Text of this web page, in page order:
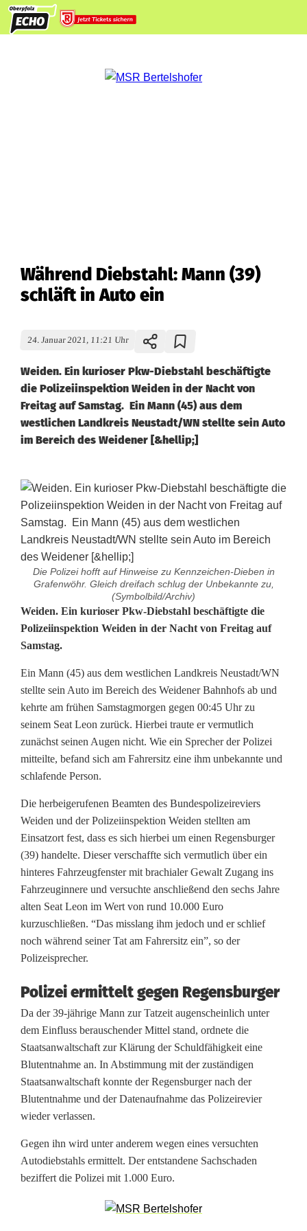
Während Diebstahl: Mann (39)
schläft in Auto ein
24. Januar 2021, 11:21 Uhr
Weiden. Ein kurioser Pkw-Diebstahl beschäftigte
die Polizeiinspektion Weiden in der Nacht von
Freitag auf Samstag. Ein Mann (45) aus dem
westlichen Landkreis Neustadt/WN stellte sein Auto
im Bereich des Weidener [&hellip;]
Die Polizei hofft auf Hinweise zu Kennzeichen-Dieben in
Grafenwöhr. Gleich dreifach schlug der Unbekannte zu,
(Symbolbild/Archiv)
W
ä
h
r
e
n
d
D
i
e
b
s
t
a
l
:
M
a
n
n
(
Weiden. Ein kurioser Pkw-Diebstahl beschäftigte die
Polizeiinspektion Weiden in der Nacht von Freitag auf
Samstag.
Ein Mann (45) aus dem westlichen Landkreis Neustadt/WN
stellte sein Auto im Bereich des Weidener Bahnhofs ab und
kehrte am frühen Samstagmorgen gegen 00:45 Uhr zu
seinem Seat Leon zurück. Hierbei traute er vermutlich
zunächst seinen Augen nicht. Wie ein Sprecher der Polizei
mitteilte, befand sich am Fahrersitz eine ihm unbekannte und
schlafende Person.
Die herbeigerufenen Beamten des Bundespolizeireviers
Weiden und der Polizeiinspektion Weiden stellten am
Einsatzort fest, dass es sich hierbei um einen Regensburger
(39) handelte. Dieser verschaffte sich vermutlich über ein
hinteres Fahrzeugfenster mit brachialer Gewalt Zugang ins
Fahrzeuginnere und versuchte anschließend den sechs Jahre
alten Seat Leon im Wert von rund 10.000 Euro
kurzuschließen. “Das misslang ihm jedoch und er schlief
noch während seiner Tat am Fahrersitz ein”, so der
Polizeisprecher.
Polizei ermittelt gegen Regensburger
Da der 39-jährige Mann zur Tatzeit augenscheinlich unter
dem Einfluss berauschender Mittel stand, ordnete die
Staatsanwaltschaft zur Klärung der Schuldfähigkeit eine
Blutentnahme an. In Abstimmung mit der zuständigen
Staatsanwaltschaft konnte der Regensburger nach der
Blutentnahme und der Datenaufnahme das Polizeirevier
wieder verlassen.
Gegen ihn wird unter anderem wegen eines versuchten
Autodiebstahls ermittelt. Der entstandene Sachschaden
beziffert die Polizei mit 1.000 Euro.